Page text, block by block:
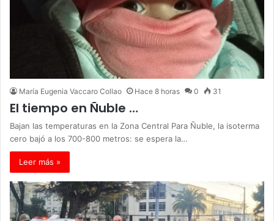
María Eugenia Vaccaro Collao Hace 8 horas 0 31
El tiempo en Ñuble …
Bajan las temperaturas en la Zona Central Para Ñuble, la isoterma
cero bajó a los 700-800 metros: se espera la…
Leer más »